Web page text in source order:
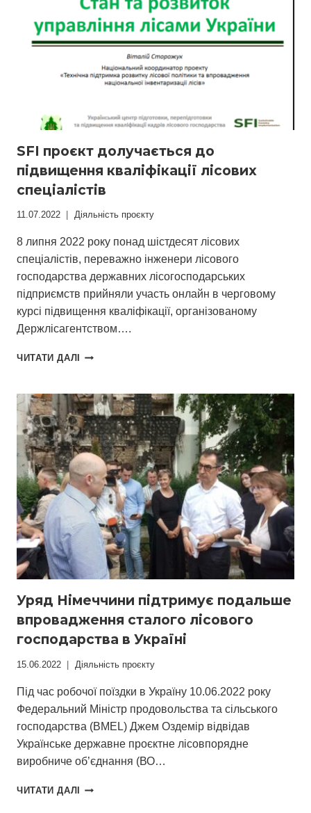
SFI проєкт долучається до
підвищення кваліфікації лісових
спеціалістів
11.07.2022 Діяльність проєкту
8 липня 2022 року понад шістдесят лісових
спеціалістів, переважно інженери лісового
господарства державних лісогосподарських
підприємств прийняли участь онлайн в черговому
курсі підвищення кваліфікації, організованому
Держлісагентством….
ЧИТАТИ ДАЛІ
SFI
ДО
ПІДВИЩЕННЯ
КВАЛІФІКАЦІЇ
ЛІСОВИХ
СПЕЦІАЛІСТІВ
Уряд Німеччини підтримує подальше
впровадження cталого лісового
господарства в Україні
15.06.2022 Діяльність проєкту
Під час робочої поїздки в Україну 10.06.2022 року
Федеральний Міністр продовольства та сільського
господарства (BMEL) Джем Оздемір відвідав
Українське державне проєктне лісовпорядне
виробниче об’єднання (ВО…
ЧИТАТИ ДАЛІ
УРЯД